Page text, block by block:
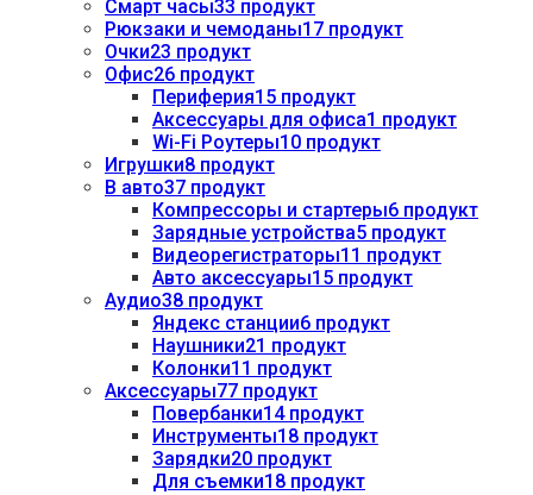
Смарт часы33 продукт
Рюкзаки и чемоданы17 продукт
Очки23 продукт
Офис26 продукт
Периферия15 продукт
Аксессуары для офиса1 продукт
Wi-Fi Роутеры10 продукт
Игрушки8 продукт
В авто37 продукт
Компрессоры и стартеры6 продукт
Зарядные устройства5 продукт
Видеорегистраторы11 продукт
Авто аксессуары15 продукт
Аудио38 продукт
Яндекс станции6 продукт
Наушники21 продукт
Колонки11 продукт
Аксессуары77 продукт
Повербанки14 продукт
Инструменты18 продукт
Зарядки20 продукт
Для съемки18 продукт